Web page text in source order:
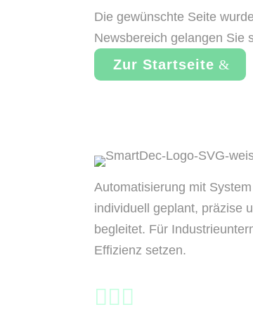
Die gewünschte Seite
Newsbereich gelangen Sie
Zur Startseite
Automatisierung mit
individuell geplant, präzise
begleitet. Für
Effizienz setzen.